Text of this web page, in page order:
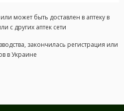
или может быть доставлен в аптеку в
с других аптек сети
закончилась регистрация или
в Украине